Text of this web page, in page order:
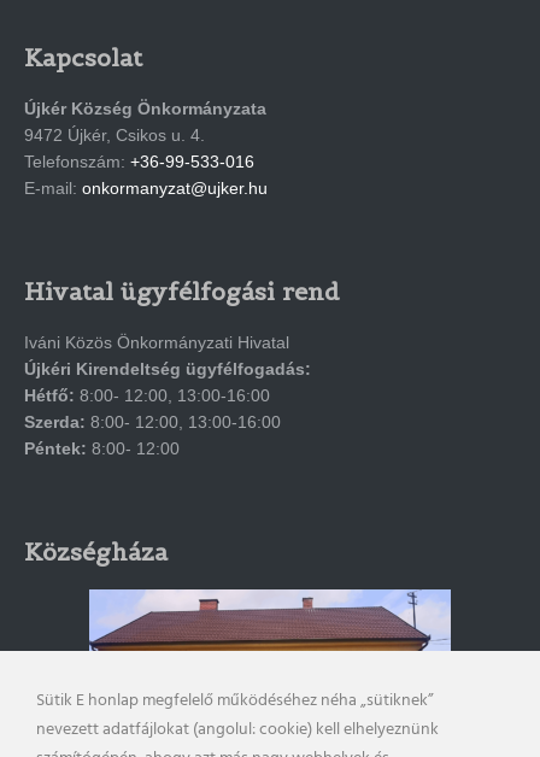
Kapcsolat
Újkér Község Önkormányzata
9472 Újkér, Csikos u. 4.
Telefonszám: +36-99-533-016
E-mail: onkormanyzat@ujker.hu
Hivatal ügyfélfogási rend
Iváni Közös Önkormányzati Hivatal
Újkéri Kirendeltség ügyfélfogadás:
Hétfő: 8:00- 12:00, 13:00-16:00
Szerda: 8:00- 12:00, 13:00-16:00
Péntek: 8:00- 12:00
Községháza
Sütik E honlap megfelelő működéséhez néha „sütiknek”
nevezett adatfájlokat (angolul: cookie) kell elhelyeznünk